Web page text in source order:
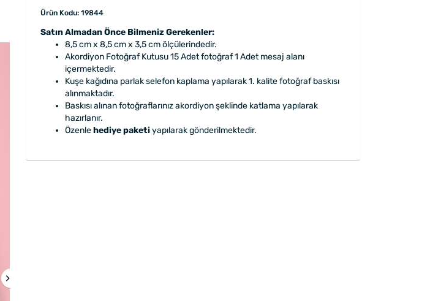
Ürün Kodu: 19844
Satın Almadan Önce Bilmeniz Gerekenler:
8,5 cm x 8,5 cm x 3,5 cm ölçülerindedir.
Akordiyon Fotoğraf Kutusu 15 Adet fotoğraf 1 Adet mesaj alanı
içermektedir.
Kuşe kağıdına parlak selefon kaplama yapılarak 1. kalite fotoğraf baskısı
alınmaktadır.
Baskısı alınan fotoğraflarınız akordiyon şeklinde katlama yapılarak
hazırlanır.
Özenlehediye paketiyapılarak gönderilmektedir.